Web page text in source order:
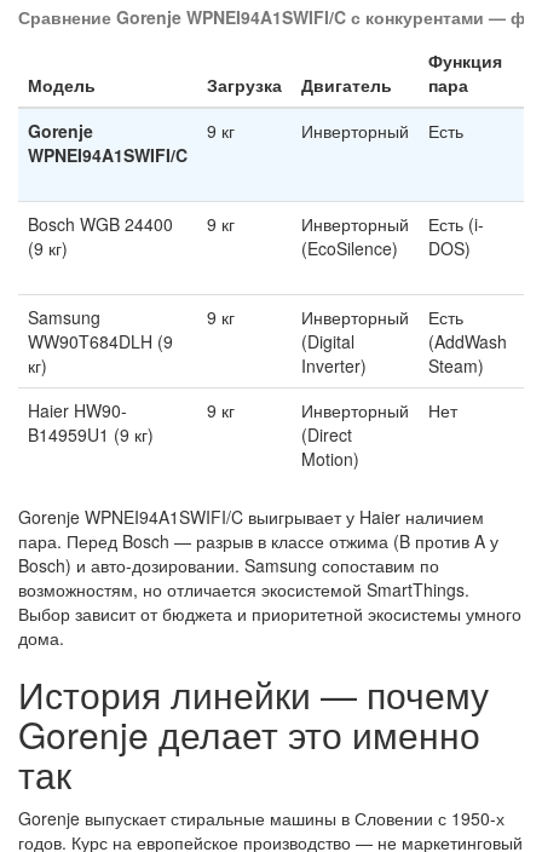
Сравнение Gorenje WPNEI94A1SWIFI/C с конкурентами —
Модель Загрузка Двигатель
Функция
пара
Gorenje
WPNEI94A1SWIFI/C
9 кг Инверторный Есть
Bosch WGB 24400
(9 кг)
9 кг
Инверторный
(EcoSilence)
Есть (i-
DOS)
Samsung
WW90T684DLH (9
кг)
9 кг
Инверторный
(Digital
Inverter)
Есть
(AddWash
Steam)
Haier HW90-
B14959U1 (9 кг)
9 кг
Инверторный
(Direct
Motion)
Нет
Gorenje WPNEI94A1SWIFI/C выигрывает у Haier наличием
пара. Перед Bosch — разрыв в классе отжима (B против A у
Bosch) и авто-дозировании. Samsung сопоставим по
возможностям, но отличается экосистемой SmartThings.
Выбор зависит от бюджета и приоритетной экосистемы умного
дома.
История линейки — почему
Gorenje делает это именно
так
Gorenje выпускает стиральные машины в Словении с 1950-х
годов. Курс на европейское производство — не маркетинговый